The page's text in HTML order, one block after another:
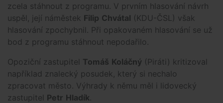
zcela stáhnout z programu. V prvním hlasování návrh
uspěl, její náměstek Filip Chvátal (KDU-ČSL) však
hlasování zpochybnil. Při opakovaném hlasování se už
bod z programu stáhnout nepodařilo.
Opoziční zastupitel Tomáš Koláčný (Piráti) kritizoval
například znalecký posudek, který si nechalo
zpracovat město. Výhrady k němu měl i lidovecký
zastupitel Petr Hladík.